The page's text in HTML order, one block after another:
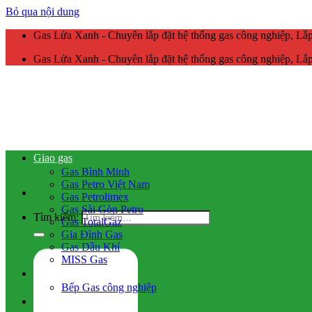
Bỏ qua nội dung
Gas Lửa Xanh - Chuyên lắp đặt hệ thống gas công nghiệp,
Gas Lửa Xanh - Chuyên lắp đặt hệ thống gas công nghiệp,
Tìm kiếm:
Giao gas
Gas Bình Minh
Gas Petro Việt Nam
Gas Petrolimex
Gas Sài Gòn Petro
Gas TotalGaz
Gia Đình Gas
Gas Dầu Khí
MISS Gas
Bếp Gas công nghiệp